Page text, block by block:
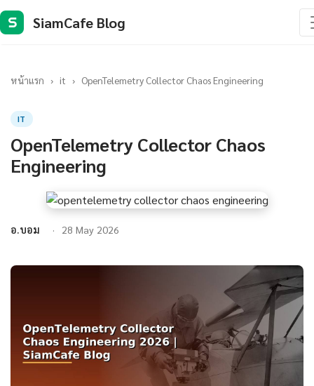
S SiamCafe Blog
หน้าแรก › it › OpenTelemetry Collector Chaos Engineering
IT
OpenTelemetry Collector Chaos
Engineering
อ.บอม 28 May 2026